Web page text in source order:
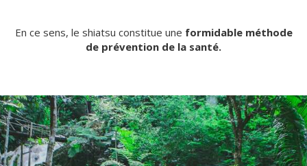
En ce sens, le shiatsu constitue une formidable méthode
de prévention de la santé.